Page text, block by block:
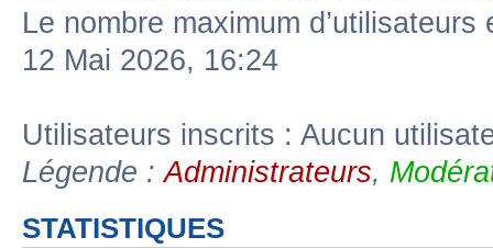
Le nombre maximum
12 Mai 2026, 16:24
Utilisateurs inscrits : Aucun
Légende :Administrateurs,
STATISTIQUES